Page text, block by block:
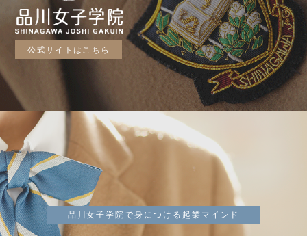
公式サイトはこちら
品川女子学院で身につける起業マインド